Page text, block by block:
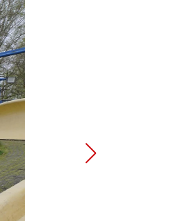
Zur nächsten Seite